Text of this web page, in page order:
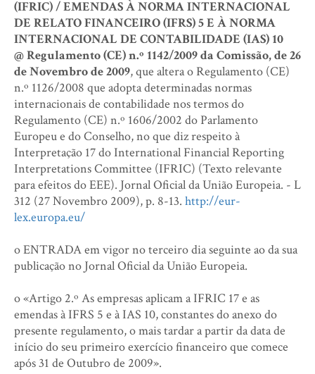
(IFRIC) / EMENDAS À NORMA INTERNACIONAL
DE RELATO FINANCEIRO (IFRS) 5 E À NORMA
INTERNACIONAL DE CONTABILIDADE (IAS) 10
@ Regulamento (CE) n.º 1142/2009 da Comissão, de 26
de Novembro de 2009, que altera o Regulamento (CE)
n.º 1126/2008 que adopta determinadas normas
internacionais de contabilidade nos termos do
Regulamento (CE) n.º 1606/2002 do Parlamento
Europeu e do Conselho, no que diz respeito à
Interpretação 17 do International Financial Reporting
Interpretations Committee (IFRIC) (Texto relevante
para efeitos do EEE). Jornal Oficial da União Europeia. - L
312 (27 Novembro 2009), p. 8-13. http://eur-
lex.europa.eu/
o ENTRADA em vigor no terceiro dia seguinte ao da sua
publicação no Jornal Oficial da União Europeia.
o «Artigo 2.º As empresas aplicam a IFRIC 17 e as
emendas à IFRS 5 e à IAS 10, constantes do anexo do
presente regulamento, o mais tardar a partir da data de
início do seu primeiro exercício financeiro que comece
após 31 de Outubro de 2009».